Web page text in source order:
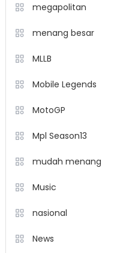
megapolitan
menang besar
MLLB
Mobile Legends
MotoGP
Mpl Season13
mudah menang
Music
nasional
News